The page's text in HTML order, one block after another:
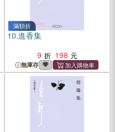
滿額折
10.進香集
9
198
無庫存